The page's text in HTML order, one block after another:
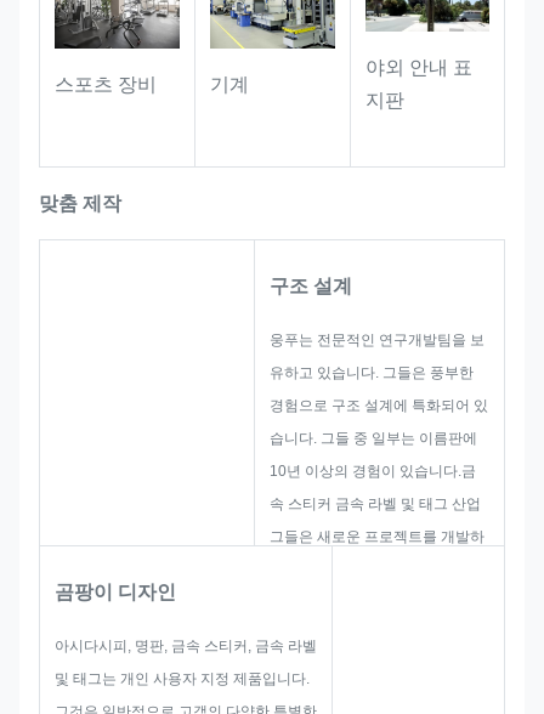
은 작업장 및 산업 환경에서 장기 사용
중에도 명확하고 읽을 수 있습니다..
스포츠 장비 기계
야외 안내 표
지판
맞춤 제작
구조 설계
웅푸는 전문적인 연구개발팀을 보
유하고 있습니다. 그들은 풍부한
경험으로 구조 설계에 특화되어 있
습니다. 그들 중 일부는 이름판에
10년 이상의 경험이 있습니다.금
속 스티커 금속 라벨 및 태그 산업
그들은 새로운 프로젝트를 개발하
곰팡이 디자인
아시다시피, 명판, 금속 스티커, 금속 라벨
및 태그는 개인 사용자 지정 제품입니다.